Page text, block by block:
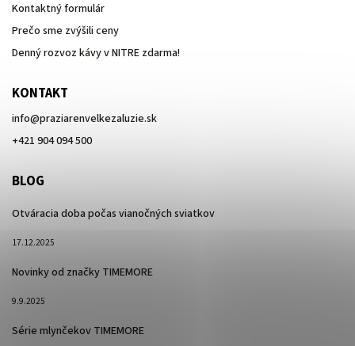
Kontaktný formulár
Prečo sme zvýšili ceny
Denný rozvoz kávy v NITRE zdarma!
KONTAKT
info@praziarenvelkezaluzie.sk
+421 904 094 500
BLOG
Otváracia doba počas vianočných sviatkov
17.12.2025
Novinky od značky TIMEMORE
9.9.2025
Série mlynčekov TIMEMORE